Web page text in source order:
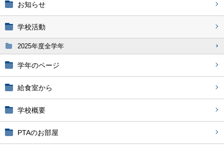
お知らせ
学校活動
2025年度全学年
学年のページ
給食室から
学校概要
PTAのお部屋